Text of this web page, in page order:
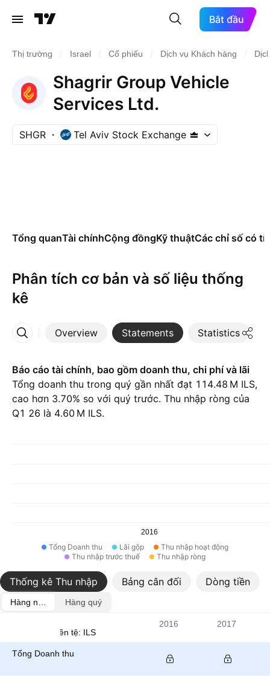
Bắt đầu
Thị trường Israel Cổ phiếu Dịch vụ Khách hàng
Shagrir Group Vehicle
Services Ltd.
SHGR Tel Aviv Stock Exchange
Tổng quanTài chínhCộng đồngKỹ thuậtCác chỉ số có
Phân tích cơ bản và số liệu thống
kê
Overview Statements Statistics
More
Báo cáo tài chính, bao gồm doanh thu, chi phí và lãi
Tổng doanh thu trong quý gần nhất đạt ‪114.48 M‬ ILS,
cao hơn 3.70% so với quý trước. Thu nhập ròng của
Q1 26 là ‪4.60 M‬ ILS.
2016
Tổng Doanh thu Lãi gộp
Thu nhập hoạt động
Thu nhập trước thuế
Thu nhập ròng
Thống kê Thu nhập Bảng cân đối Dòng tiền
Hàng năm Hàng quý
Đơn vị tiền tệ: ILS
2016 2017
Tổng Doanh thu